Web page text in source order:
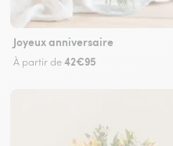
Joyeux anniversaire
À partir de42€95